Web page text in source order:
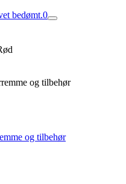
bedømt.0
og tilbehør
og tilbehør